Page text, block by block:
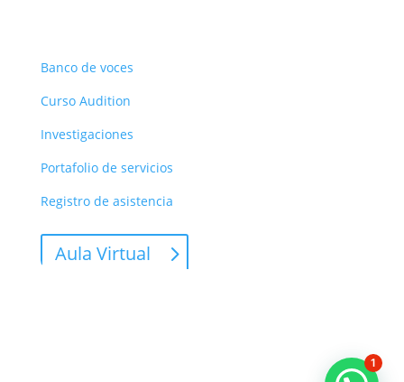
Banco de voces
Curso Audition
Investigaciones
Portafolio de servicios
Registro de asistencia
Aula Virtual
1